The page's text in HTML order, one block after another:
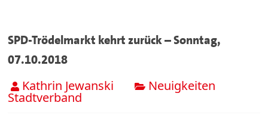
SPD-Trödelmarkt kehrt zurück – Sonntag,
07.10.2018
Kathrin Jewanski Neuigkeiten
Stadtverband